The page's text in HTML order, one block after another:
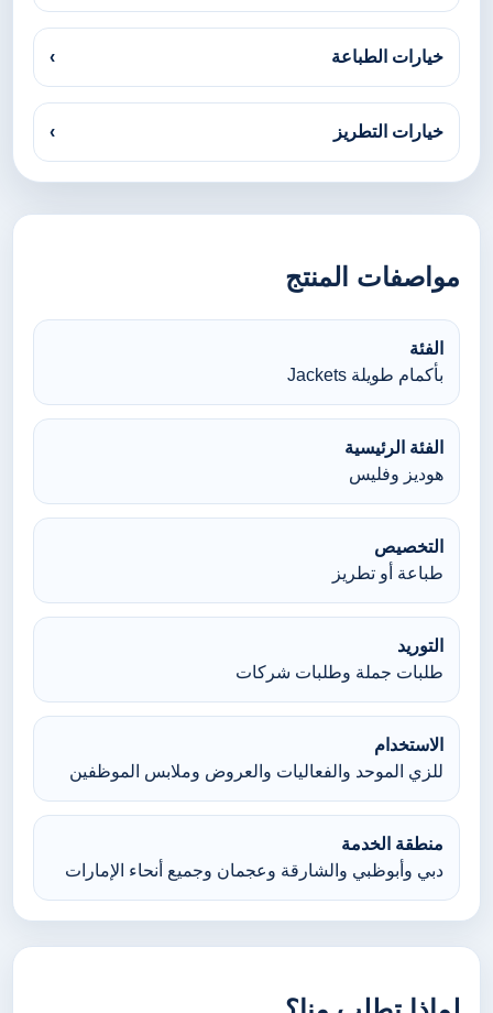
خيارات الطباعة ›
خيارات التطريز ›
مواصفات المنتج
الفئة
بأكمام طويلة Jackets
الفئة الرئيسية
هوديز وفليس
التخصيص
طباعة أو تطريز
التوريد
طلبات جملة وطلبات شركات
الاستخدام
للزي الموحد والفعاليات والعروض وملابس الموظفين
منطقة الخدمة
دبي وأبوظبي والشارقة وعجمان وجميع أنحاء الإمارات